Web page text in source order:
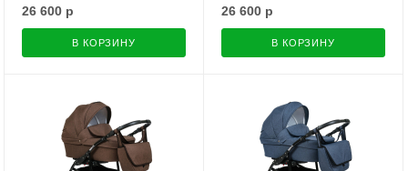
26 600 р
В КОРЗИНУ
26 600 р
В КОРЗИНУ